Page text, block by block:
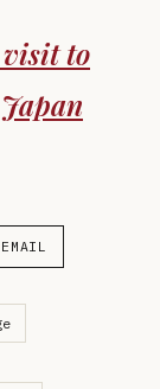
visit to
EMAIL